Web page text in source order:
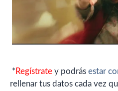
* Regístrate y podrás estar
rellenar tus datos cada vez